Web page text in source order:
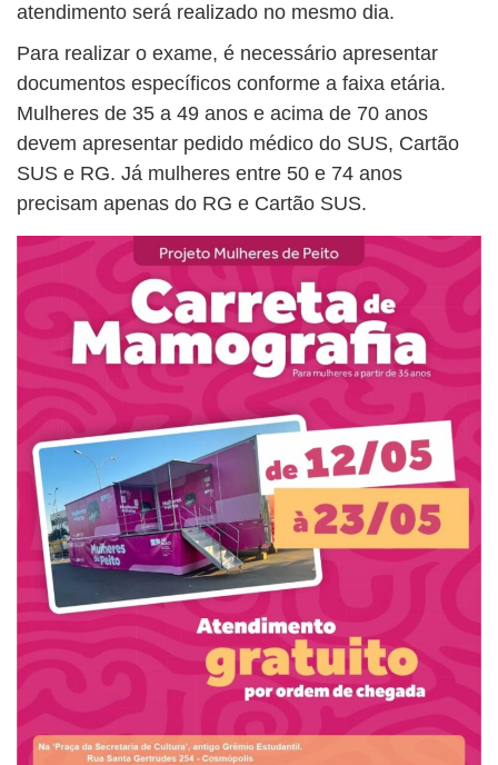
atendimento será realizado no mesmo dia.
Para realizar o exame, é necessário apresentar
documentos específicos conforme a faixa etária.
Mulheres de 35 a 49 anos e acima de 70 anos
devem apresentar pedido médico do SUS, Cartão
SUS e RG. Já mulheres entre 50 e 74 anos
precisam apenas do RG e Cartão SUS.